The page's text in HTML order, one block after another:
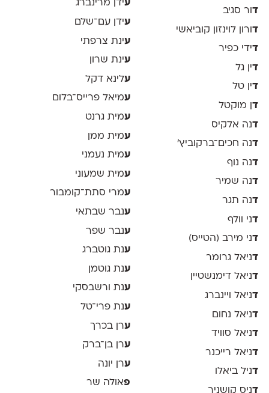
דור סגיב
דורון לוינזון קוביאשי
דידי כפיר
דין גל
דין טל
דן מוקטל
דנה אלקיס
דנה חכים־ברקוביץ׳
דנה נוף
דנה שמיר
דנה תגר
דני וולף
דני מירב (הטייס)
דניאל גרומר
דניאל דימנשטיין
דניאל ויינברג
דניאל נחום
דניאל סוויד
דניאל רייכנר
דניל ביאלו
דניס קושניר
עידן מרינברג
עידן עם־שלם
עינת צרפתי
עינת שרון
עלינא דקל
עמיאל פרייס־בלום
עמית גרנט
עמית ממן
עמית נעמני
עמית שמעוני
עמרי סתת־קומבור
ענבר שבתאי
ענבר שפר
ענת גוטברג
ענת גוטמן
ענת ורשבסקי
ענת פרי־טל
ערן בכרך
ערן בן־ברק
ערן יונה
פאולה שר